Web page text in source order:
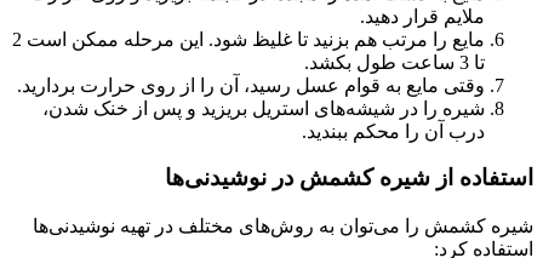
ملایم قرار دهید.
مایع را مرتب هم بزنید تا غلیظ شود. این مرحله ممکن است 2
تا 3 ساعت طول بکشد.
وقتی مایع به قوام عسل رسید، آن را از روی حرارت بردارید.
شیره را در شیشه‌های استریل بریزید و پس از خنک شدن،
درب آن را محکم ببندید.
استفاده از شیره کشمش در نوشیدنی‌ها
شیره کشمش را می‌توان به روش‌های مختلف در تهیه نوشیدنی‌ها
استفاده کرد: